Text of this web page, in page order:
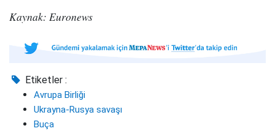
Kaynak: Euronews
Etiketler :
Avrupa Birliği
Ukrayna-Rusya savaşı
Buça